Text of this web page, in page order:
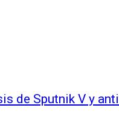
de Sputnik V y